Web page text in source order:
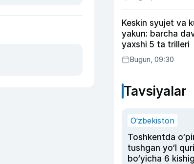
Keskin syujet va
yakun: barcha
yaxshi 5 ta trilleri
Bugun, 09:30
Tavsiyalar
O‘zbekiston
Toshkentda
tushgan yo‘l
bo‘yicha 6